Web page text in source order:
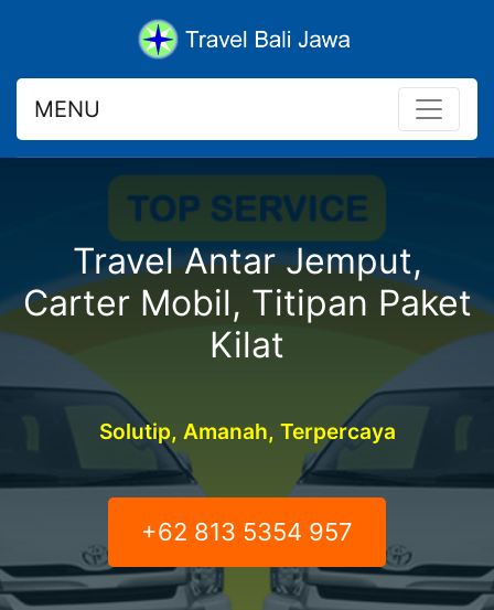
MENU
Travel Antar Jemput,
Carter Mobil, Titipan Paket
Kilat
Solutip, Amanah, Terpercaya
+62 813 5354 957